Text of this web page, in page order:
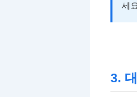
세
3.